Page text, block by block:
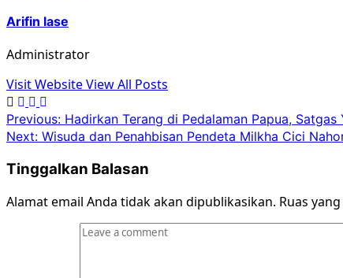
Arifin lase
Administrator
Visit WebsiteView All Posts
Previous: Hadirkan Terang di Pedalaman Papua,
Next: Wisuda dan Penahbisan Pendeta Milkha Cici
Tinggalkan Balasan
Alamat email Anda tidak akan dipublikasikan. Ruas